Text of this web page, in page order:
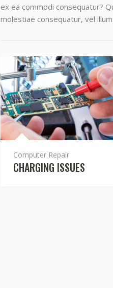
ex ea commodi consequatur?
molestiae consequatur, vel
Computer Repair
CHARGING ISSUES